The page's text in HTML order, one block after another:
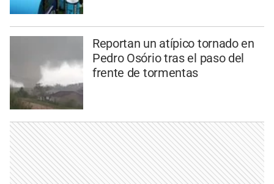
Reportan un atípico tornado en
Pedro Osório tras el paso del
frente de tormentas